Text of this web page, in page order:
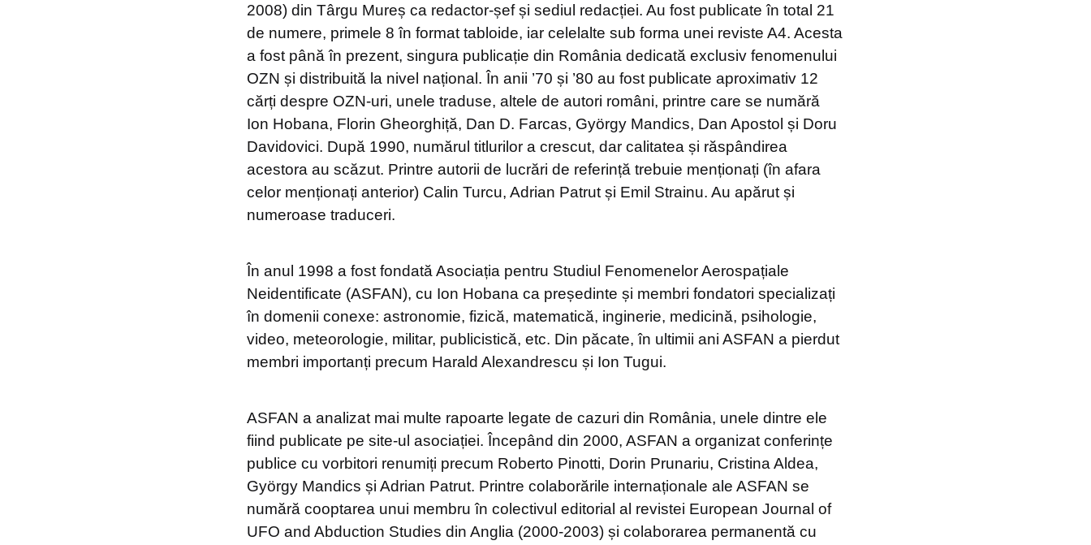
2008) din Târgu Mureș ca redactor-șef și sediul redacției. Au fost publicate în total 21
de numere, primele 8 în format tabloide, iar celelalte sub forma unei reviste A4. Acesta
a fost până în prezent, singura publicație din România dedicată exclusiv fenomenului
OZN și distribuită la nivel național. În anii ’70 și ’80 au fost publicate aproximativ 12
cărți despre OZN-uri, unele traduse, altele de autori români, printre care se numără
Ion Hobana, Florin Gheorghiță, Dan D. Farcas, György Mandics, Dan Apostol și Doru
Davidovici. După 1990, numărul titlurilor a crescut, dar calitatea și răspândirea
acestora au scăzut. Printre autorii de lucrări de referință trebuie menționați (în afara
celor menționați anterior) Calin Turcu, Adrian Patrut și Emil Strainu. Au apărut și
numeroase traduceri.
În anul 1998 a fost fondată Asociația pentru Studiul Fenomenelor Aerospațiale
Neidentificate (ASFAN), cu Ion Hobana ca președinte și membri fondatori specializați
în domenii conexe: astronomie, fizică, matematică, inginerie, medicină, psihologie,
video, meteorologie, militar, publicistică, etc. Din păcate, în ultimii ani ASFAN a pierdut
membri importanți precum Harald Alexandrescu și Ion Tugui.
ASFAN a analizat mai multe rapoarte legate de cazuri din România, unele dintre ele
fiind publicate pe site-ul asociației. Începând din 2000, ASFAN a organizat conferințe
publice cu vorbitori renumiți precum Roberto Pinotti, Dorin Prunariu, Cristina Aldea,
György Mandics și Adrian Patrut. Printre colaborările internaționale ale ASFAN se
numără cooptarea unui membru în colectivul editorial al revistei European Journal of
UFO and Abduction Studies din Anglia (2000-2003) și colaborarea permanentă cu